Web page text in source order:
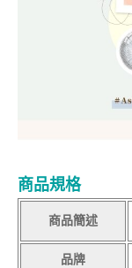
商品規格
商品簡述
品牌